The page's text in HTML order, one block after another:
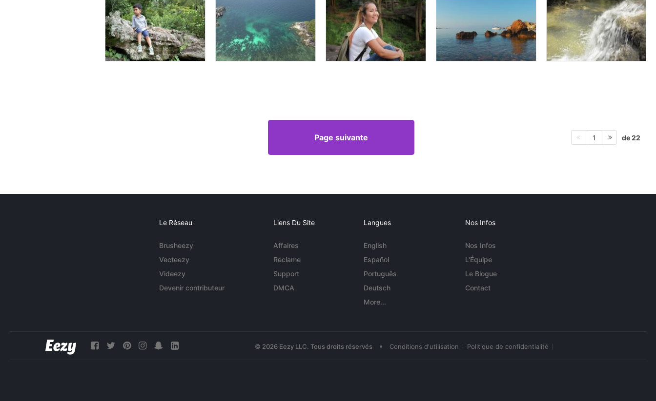
Page suivante 1 de 22
Le Réseau
Brusheezy
Vecteezy
Videezy
Devenir contributeur
Liens Du Site
Affaires
Réclame
Support
DMCA
Langues
English
Español
Português
Deutsch
More...
Nos Infos
Nos Infos
L'Équipe
Le Blogue
Contact
© 2026 Eezy LLC. Tous droits réservés • Conditions d'utilisation Politique de confidentialité